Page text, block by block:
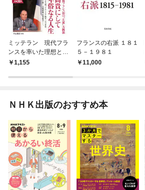
ミッテラン 現代フラ
ンスを率いた理想と野
望1,155
フランスの右派 １８１
５－１９８１
11,000
ＮＨＫ出版のおすすめ本